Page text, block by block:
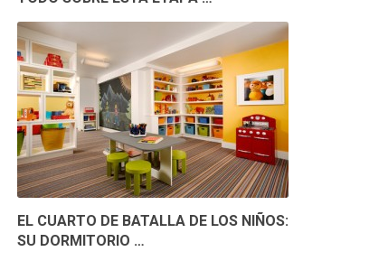
EL CUARTO DE BATALLA DE LOS NIÑOS:
SU DORMITORIO …